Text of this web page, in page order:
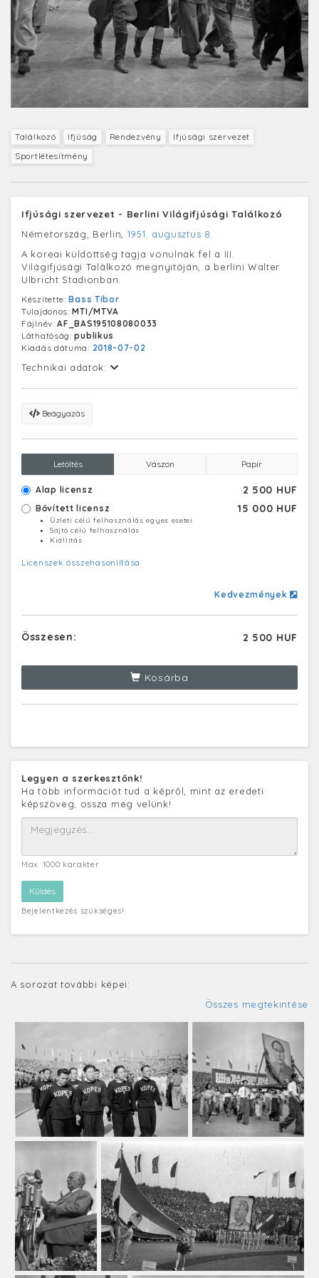
Találkozó Ifjúság Rendezvény
Ifjúsági szervezet
Sportlétesítmény
Ifjúsági szervezet - Berlini Világifjúsági Találkozó
Németország, Berlin, 1951. augusztus 8.
A koreai küldöttség tagja vonulnak fel a III.
Világifjúsági Találkozó megnyitóján, a berlini Walter
Ulbricht Stadionban.
Készítette:Bass Tibor
Tulajdonos:MTI/MTVA
Fájlnév:AF_BAS195108080033
Láthatóság:publikus
Kiadás dátuma: 2018-07-02
Technikai adatok:
Beágyazás
Letöltés Vászon Papír
Alap licensz 2 500 HUF
Bővített licensz 15 000 HUF
Üzleti célú felhasználás egyes esetei
Sajtó célú felhasználás
Kiállítás
Licenszek összehasonlítása
Kedvezmények
Összesen: 2 500 HUF
Kosárba
Legyen a szerkesztőnk!
Ha több információt tud a képről, mint az eredeti
képszöveg, ossza meg velünk!
Max. 1000 karakter
Bejelentkezés szükséges!
A sorozat további képei:
Összes megtekintése